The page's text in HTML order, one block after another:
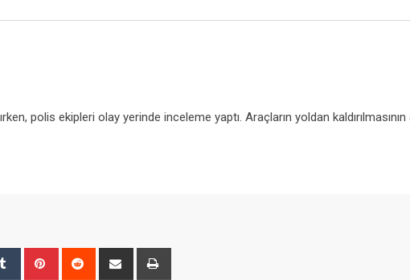
polis ekipleri olay yerinde inceleme yaptı. Araçların yoldan kaldırılmasının
Tumblr Pinterest Reddit
Share